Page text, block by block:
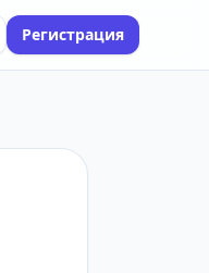
Регистрация